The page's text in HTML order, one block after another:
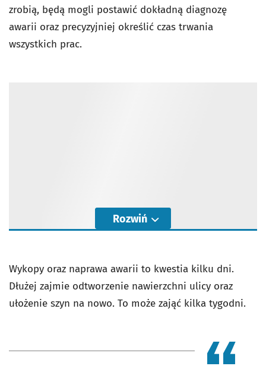
zrobią, będą mogli postawić dokładną diagnozę
awarii oraz precyzyjniej określić czas trwania
wszystkich prac.
Rozwiń
Wykopy oraz naprawa awarii to kwestia kilku dni.
Dłużej zajmie odtworzenie nawierzchni ulicy oraz
ułożenie szyn na nowo. To może zająć kilka tygodni.